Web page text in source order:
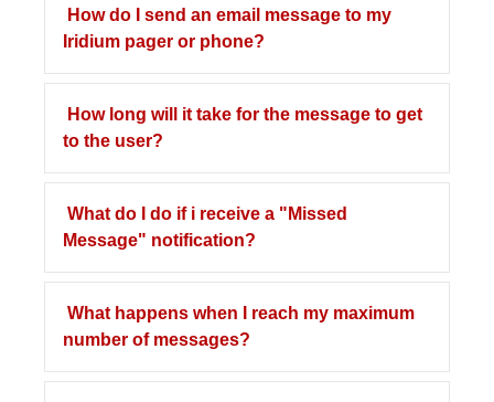
How do I send an email message to my
Iridium pager or phone?
How long will it take for the message to get
to the user?
What do I do if i receive a "Missed
Message" notification?
What happens when I reach my maximum
number of messages?